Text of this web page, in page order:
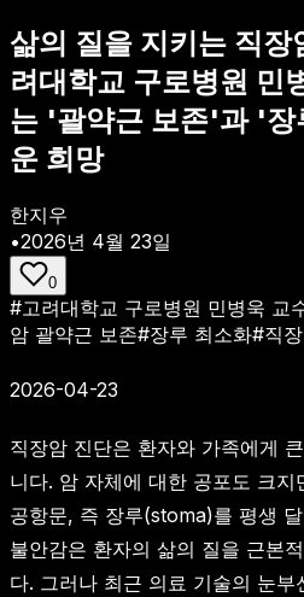
삶의 질을 지키는 직
려대학교 구로병원 민
는 '괄약근 보존'과 '장
운 희망
한지우
•2026년 4월 23일
0
#고려대학교 구로병원 민병욱 교
암 괄약근 보존#장루 최소화#직
2026-04-23
직장암 진단은 환자와 가족에게
니다. 암 자체에 대한 공포도 크
공항문, 즉 장루(stoma)를 평생
불안감은 환자의 삶의 질을 근본
다. 그러나 최근 의료 기술의 눈부